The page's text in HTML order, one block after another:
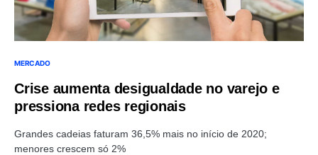
MERCADO
Crise aumenta desigualdade no varejo e
pressiona redes regionais
Grandes cadeias faturam 36,5% mais no início de 2020;
menores crescem só 2%